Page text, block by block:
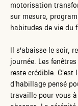
motorisation
sur mesure,
habitudes de vie du
Il s'abaisse le soir,
journée. Les
reste crédible. C'est
d'habillage pensé
travaille pour vous